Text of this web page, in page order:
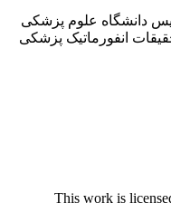
دانشگاه علوم پزشکی
انفورماتیک پزشکی
This work is